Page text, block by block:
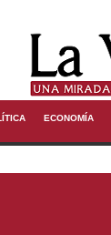
ECONOMÍA